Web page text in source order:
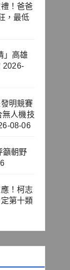
！爸爸
，最低
」高雄
2026-
明競賽
無人機技
08-06
籲朝野
！柯志
第十類